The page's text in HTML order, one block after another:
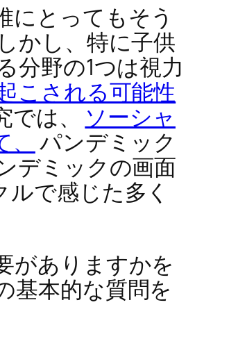
にとってもそう
かし、特に子供
分野の1つは視力
こされる可能性
は、 ソーシャ
パンデミック
デミックの画面
で感じた多く
がありますかを
基本的な質問を